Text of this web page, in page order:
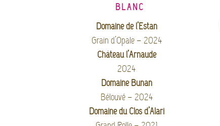
BLANC
Domaine de l’Estan
Grain d’Opale – 2024
Château l’Arnaude
2024
Domaine Bunan
Bélouvé – 2024
Domaine du Clos d’Alari